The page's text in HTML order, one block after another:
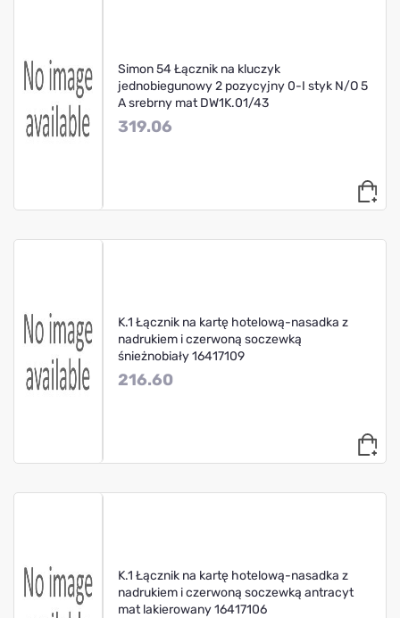
Simon 54 Łącznik na kluczyk
jednobiegunowy 2 pozycyjny 0-I styk N/O 5
A srebrny mat DW1K.01/43
319.06
K.1 Łącznik na kartę hotelową-nasadka z
nadrukiem i czerwoną soczewką
śnieżnobiały 16417109
216.60
K.1 Łącznik na kartę hotelową-nasadka z
nadrukiem i czerwoną soczewką antracyt
mat lakierowany 16417106